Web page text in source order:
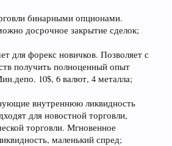
бинарными опционами.
досрочное закрытие сделок;
для форекс новичков. Позволяет с
получить полноценный опыт
10$, 6 валют, 4 металла;
внутреннюю ликвидность
для новостной торговли,
торговли. Мгновенное
маленький спред;